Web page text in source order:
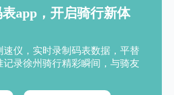
app，开启骑行新体
速仪，实时录制码表数据，平替
记录徐州骑行精彩瞬间，与骑友